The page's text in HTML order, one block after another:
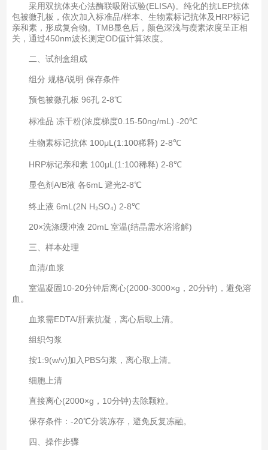
采用双抗体夹心法酶联吸附试验(ELISA)。纯化的抗LEP抗体
包被微孔板，依次加入标准品/样本、生物素标记抗体及HRP标记
亲和素，形成复合物。TMB显色后，颜色深浅与瘦素浓度呈正相
关，通过450nm波长测定OD值计算浓度。
二、试剂盒组成‌
组分 规格/说明 保存条件
预包被微孔板 96孔 2-8℃
标准品 冻干粉(浓度梯度0.15-50ng/mL) -20℃
生物素标记抗体 100μL(1:100稀释) 2-8℃
HRP标记亲和素 100μL(1:100稀释) 2-8℃
显色剂A/B液 各6mL 避光2-8℃
终止液 6mL(2N H₂SO₄) 2-8℃
20×洗涤缓冲液 20mL 室温(结晶需水浴溶解)
三、样本处理‌
血清/血浆‌
室温凝固10-20分钟后离心(2000-3000×g，20分钟)，避免溶
血。
血浆需EDTA/肝素抗凝，离心后取上清。
组织匀浆‌
按1:9(w/v)加入PBS匀浆，离心取上清。
细胞上清‌
直接离心(2000×g，10分钟)去除颗粒。
保存条件‌：-20℃分装冻存，避免反复冻融。
四、操作步骤‌